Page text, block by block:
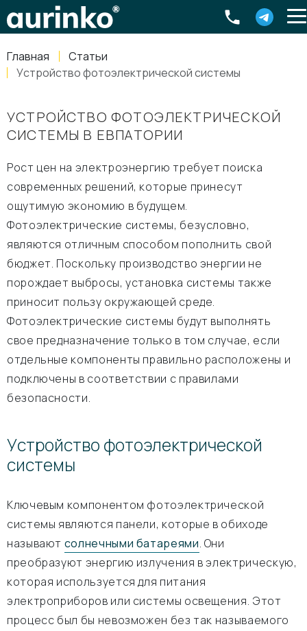
Главная
Статьи
Устройство фотоэлектрической системы
УСТРОЙСТВО ФОТОЭЛЕКТРИЧЕСКОЙ
СИСТЕМЫ В ЕВПАТОРИИ
Рост цен на электроэнергию требует поиска
современных решений, которые принесут
ощутимую экономию в будущем.
Фотоэлектрические системы, безусловно,
являются отличным способом пополнить свой
бюджет. Поскольку производство энергии не
порождает выбросы, установка системы также
приносит пользу окружающей среде.
Фотоэлектрические системы будут выполнять
свое предназначение только в том случае, если
отдельные компоненты правильно расположены и
подключены в соответствии с правилами
безопасности.
Устройство фотоэлектрической
системы
Ключевым компонентом фотоэлектрической
системы являются панели, которые в обиходе
называют солнечными батареями. Они
преобразуют энергию излучения в электрическую,
которая используется для питания
электроприборов или системы освещения. Этот
процесс был бы невозможен без так называемого
Россия, Свердловская область Екатеринбург ,
8-800-770-79-40